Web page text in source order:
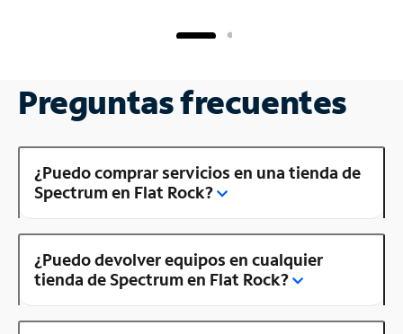
Preguntas frecuentes
¿Puedo comprar servicios en una tienda de
Spectrum en Flat Rock?
¿Puedo devolver equipos en cualquier
tienda de Spectrum en Flat Rock?